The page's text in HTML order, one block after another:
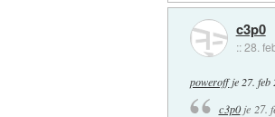
c3p0
::28.
poweroffje 27. feb
c3p0je 27.